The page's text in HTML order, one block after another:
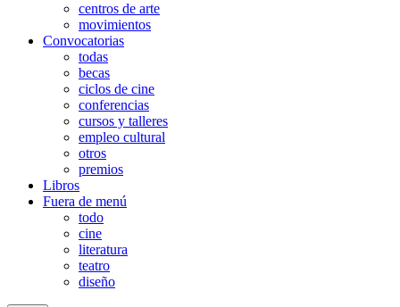
centros de arte
movimientos
Convocatorias
todas
becas
ciclos de cine
conferencias
cursos y talleres
empleo cultural
otros
premios
Libros
Fuera de menú
todo
cine
literatura
teatro
diseño